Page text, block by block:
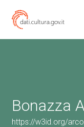
Bonazza
https://w3id.org/